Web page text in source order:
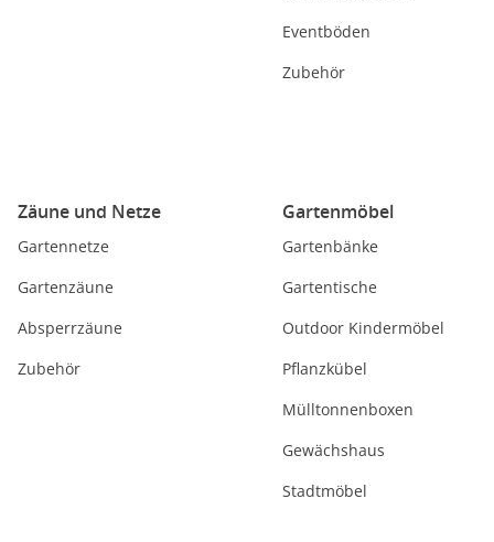
Eventböden
Zubehör
Zäune und Netze
Gartennetze
Gartenzäune
Absperrzäune
Zubehör
Gartenmöbel
Gartenbänke
Gartentische
Outdoor Kindermöbel
Pflanzkübel
Mülltonnenboxen
Gewächshaus
Stadtmöbel